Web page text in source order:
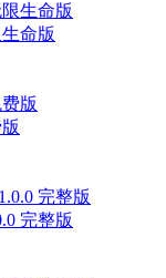
命版
完整版